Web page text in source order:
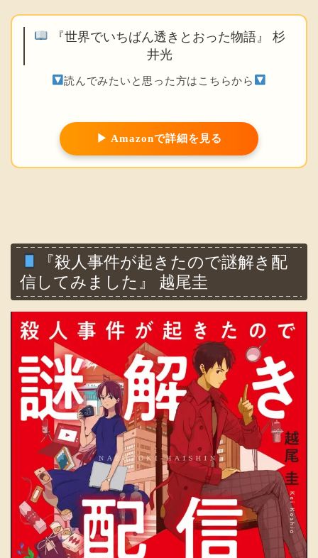
『世界でいちばん透きとおった物語』 杉
井光
読んでみたいと思った方はこちらから
▶ Amazonで詳細を見る
『殺人事件が起きたので謎解き配
信してみました』 越尾圭